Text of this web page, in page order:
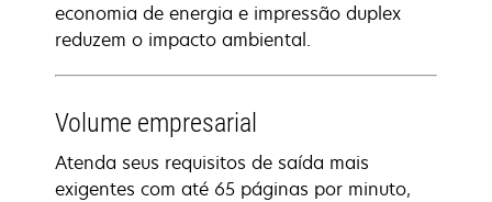
economia de energia e impressão duplex
reduzem o impacto ambiental.
Volume empresarial
Atenda seus requisitos de saída mais
exigentes com até 65 páginas por minuto,